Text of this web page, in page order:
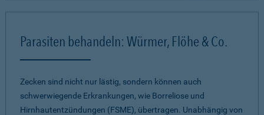
Parasiten behandeln: Würmer, Flöhe & Co.
Zecken sind nicht nur lästig, sondern können auch
schwerwiegende Erkrankungen, wie Borreliose und
Hirnhautentzündungen (FSME), übertragen. Unabhängig von